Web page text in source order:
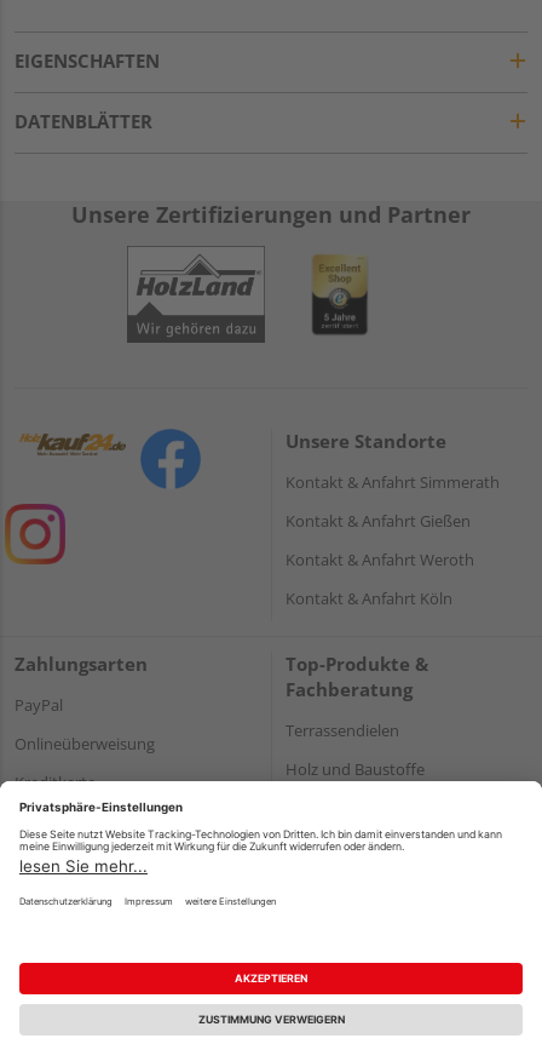
EIGENSCHAFTEN
DATENBLÄTTER
Unsere Zertifizierungen und Partner
Unsere Standorte
Kontakt & Anfahrt Simmerath
Kontakt & Anfahrt Gießen
Kontakt & Anfahrt Weroth
Kontakt & Anfahrt Köln
Zahlungsarten
PayPal
Onlineüberweisung
Kreditkarte
Rechnung*
*Bonität vorausgesetzt
Top-Produkte &
Fachberatung
Terrassendielen
Holz und Baustoffe
Impressum Datenschutz AGB
Barrierefreiheitserklärung
Vertrag widerrufen